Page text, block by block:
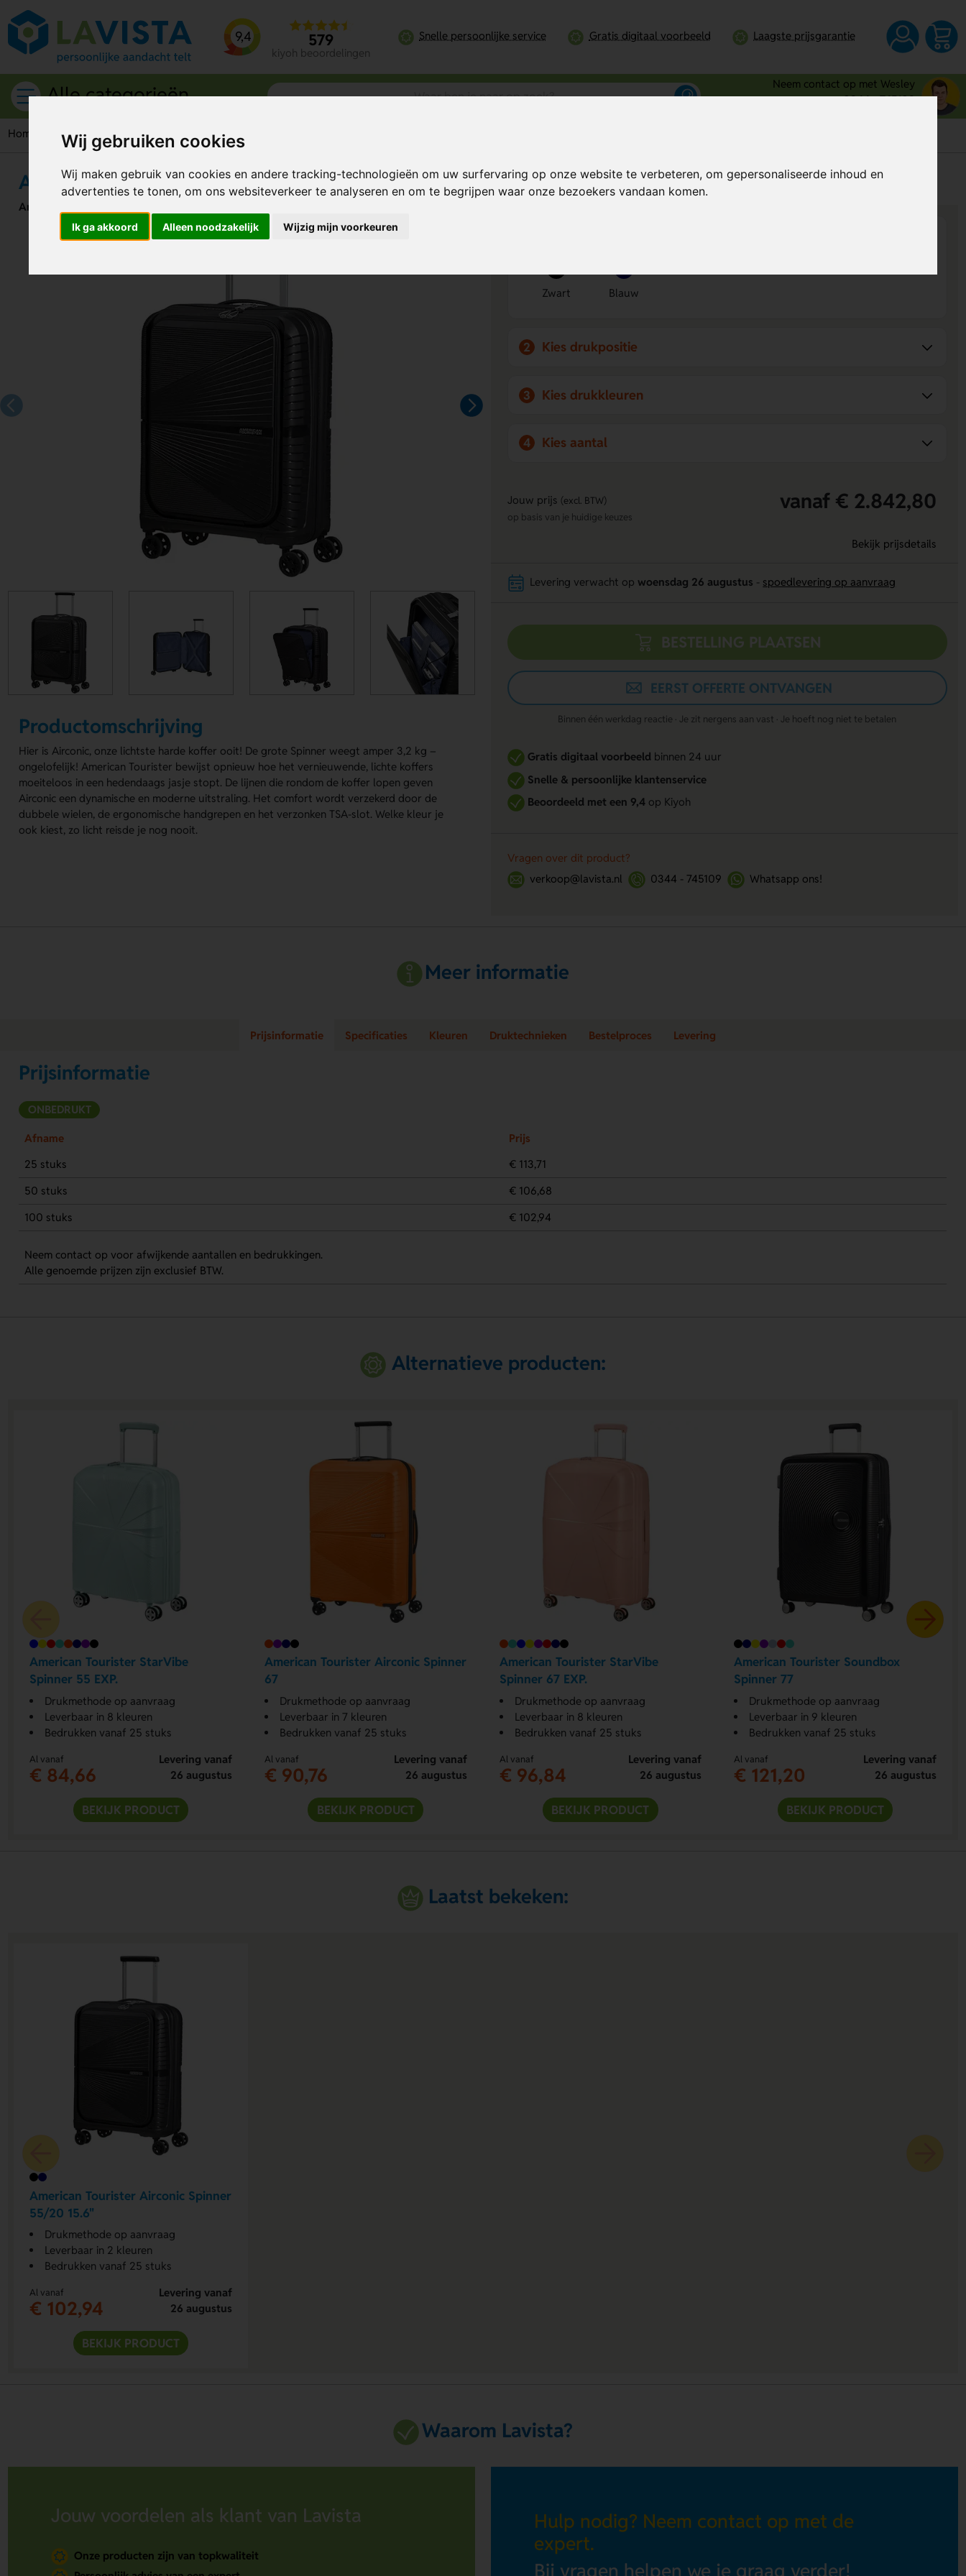
Wij gebruiken cookies
Wij maken gebruik van cookies en andere tracking-technologieën om uw surfervaring op onze website te verbeteren, om gepersonaliseerde inhoud en
advertenties te tonen, om ons websiteverkeer te analyseren en om te begrijpen waar onze bezoekers vandaan komen.
Ik ga akkoord Alleen noodzakelijk Wijzig mijn voorkeuren
9,4 579
kiyoh beoordelingen
Snelle persoonlijke service Gratis digitaal voorbeeld Laagste prijsgarantie
Alle categorieën
Neem contact op met Wesley
0344 - 745109
Home Reisartikelen Koffers American Tourister koffer
American Tourister Airconic Spinner 55/20 15.6"
Artikelnummer:
Productomschrijving
Hier is Airconic, onze lichtste harde koffer ooit! De grote Spinner weegt amper 3,2 kg –
ongelofelijk! American Tourister bewijst opnieuw hoe het vernieuwende, lichte koffers
moeiteloos in een hedendaags jasje stopt. De lijnen die rondom de koffer lopen geven
Airconic een dynamische en moderne uitstraling. Het comfort wordt verzekerd door de
dubbele wielen, de ergonomische handgrepen en het verzonken TSA-slot. Welke kleur je
ook kiest, zo licht reisde je nog nooit.
Bereken mijn prijs Al vanaf€ 102,94
Zwart Blauw
2 Kies drukpositie
3 Kies drukkleuren
4 Kies aantal
Jouw prijs (excl. BTW) vanaf € 2.842,80
op basis van je huidige keuzes
Bekijk prijsdetails
Levering verwacht op woensdag 26 augustus spoedlevering op aanvraag
BESTELLING PLAATSEN
EERST OFFERTE ONTVANGEN
Binnen één werkdag reactie · Je zit nergens aan vast · Je hoeft nog niet te betalen
Gratis digitaal voorbeeldbinnen 24 uur
Snelle & persoonlijke klantenservice
Beoordeeld met een 9,4op Kiyoh
Vragen over dit product?
verkoop@lavista.nl
0344 - 745109 Whatsapp ons!
Meer informatie
Prijsinformatie Specificaties Kleuren Druktechnieken Bestelproces Levering
Prijsinformatie
ONBEDRUKT
Afname
Prijs
25 stuks
€ 113,71
50 stuks
€ 106,68
100 stuks
€ 102,94
Neem contact op voor afwijkende aantallen en bedrukkingen.
Alle genoemde prijzen zijn exclusief BTW.
Alternatieve producten:
American Tourister StarVibe
Spinner 55 EXP.
Drukmethode op aanvraag
Leverbaar in 8 kleuren
Bedrukken vanaf 25 stuks
Al vanaf
€ 84,66
Levering vanaf
26 augustus
BEKIJK PRODUCT
American Tourister Airconic Spinner
67
Drukmethode op aanvraag
Leverbaar in 7 kleuren
Bedrukken vanaf 25 stuks
Al vanaf
€ 90,76
Levering vanaf
26 augustus
BEKIJK PRODUCT
American Tourister StarVibe
Spinner 67 EXP.
Drukmethode op aanvraag
Leverbaar in 8 kleuren
Bedrukken vanaf 25 stuks
Al vanaf
€ 96,84
Levering vanaf
26 augustus
BEKIJK PRODUCT
American Tourister Soundbox
Spinner 77
Drukmethode op aanvraag
Leverbaar in 9 kleuren
Bedrukken vanaf 25 stuks
Al vanaf
€ 121,20
Levering vanaf
26 augustus
BEKIJK PRODUCT
Laatst bekeken:
American Tourister Airconic Spinner
55/20 15.6"
Drukmethode op aanvraag
Leverbaar in 2 kleuren
Bedrukken vanaf 25 stuks
Al vanaf
€ 102,94
Levering vanaf
26 augustus
BEKIJK PRODUCT
Waarom Lavista?
Jouw voordelen als klant van Lavista
Onze producten zijn van topkwaliteit
Hulp nodig? Neem contact op met de
expert.
Bij vragen helpen we je graag verder!